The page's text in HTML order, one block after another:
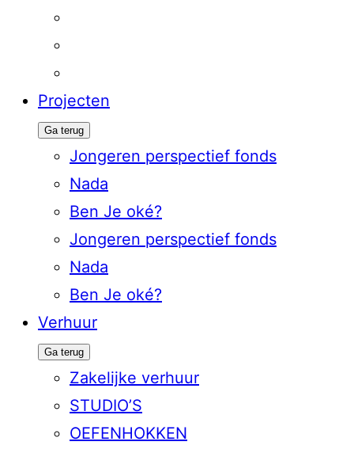
Projecten
Ga terug
Jongeren perspectief fonds
Nada
Ben Je oké?
Jongeren perspectief fonds
Nada
Ben Je oké?
Verhuur
Ga terug
Zakelijke verhuur
STUDIO’S
OEFENHOKKEN